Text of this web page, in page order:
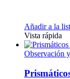
Añadir a la
Vista rápida
Observación